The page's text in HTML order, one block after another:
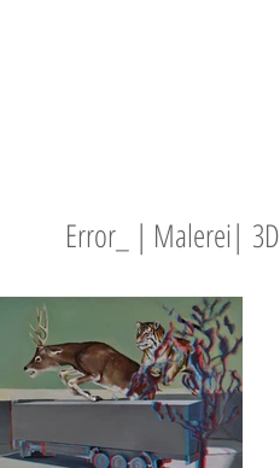
Error_ | Malerei| 3D